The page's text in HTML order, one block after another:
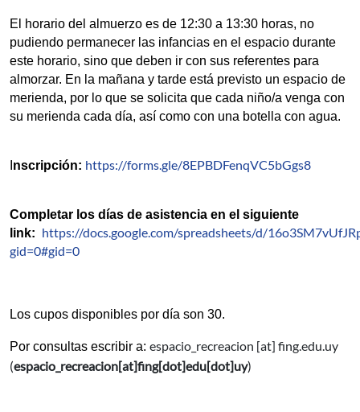
El horario del almuerzo es de 12:30 a 13:30 horas, no
pudiendo permanecer las infancias en el espacio durante
este horario, sino que deben ir con sus referentes para
almorzar. En la mañana y tarde está previsto un espacio de
merienda, por lo que se solicita que cada niño/a venga con
su merienda cada día, así como con una botella con agua.
nscripción: https://forms.gle/8EPBDFenqVC5bGgs8
Completar los días de asistencia en el siguiente
link: https://docs.google.com/spreadsheets/d/
gid=0#gid=0
Los cupos disponibles por día son 30.
Por consultas escribir a: espacio_recreacion [at] fing.edu.uy
(espacio_recreacion[at]fing[dot]edu[dot]uy)